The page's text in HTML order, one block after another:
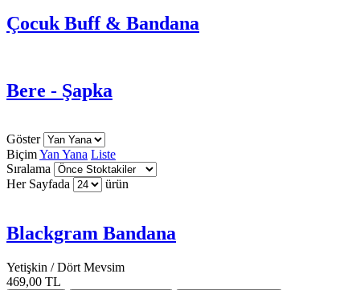
Çocuk Buff & Bandana
Bere - Şapka
Göster
BiçimYan Yana Liste
Sıralama
Her Sayfada
ürün
Blackgram Bandana
Yetişkin / Dört Mevsim
469,00 TL